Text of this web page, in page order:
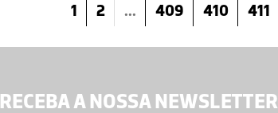
1 2 ... 409 410 411
RECEBA A NOSSA NEWSLETTER